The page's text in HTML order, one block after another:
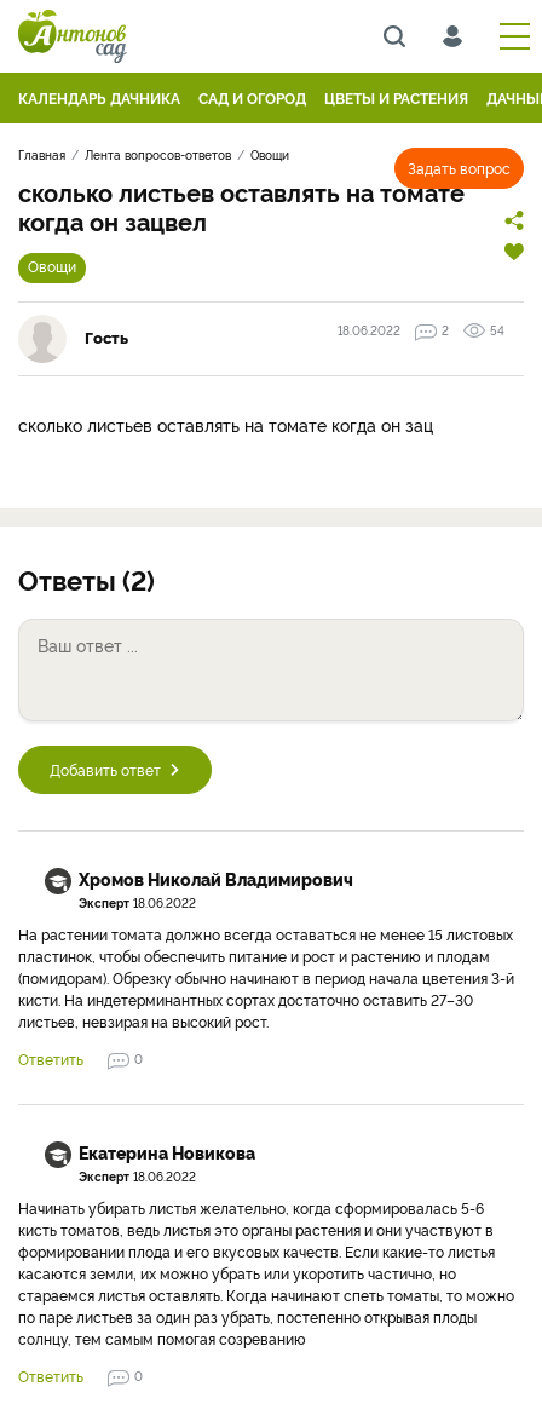
КАЛЕНДАРЬ ДАЧНИКА САД И ОГОРОД ЦВЕТЫ И РАСТЕНИЯ
Задать вопрос
Главная Лента вопросов-ответов Овощи
сколько листьев оставлять на томате
когда он зацвел
Овощи
Гость 18.06.2022 2 54
сколько листьев оставлять на томате когда он зац
Ответы (2)
Добавить ответ
Хромов Николай Владимирович
Эксперт 18.06.2022
На растении томата должно всегда оставаться не менее 15 листовых
пластинок, чтобы обеспечить питание и рост и растению и плодам
(помидорам). Обрезку обычно начинают в период начала цветения 3-й
кисти. На индетерминантных сортах достаточно оставить 27–30
листьев, невзирая на высокий рост.
Ответить
0
Екатерина Новикова
Эксперт 18.06.2022
Начинать убирать листья желательно, когда сформировалась 5-6
кисть томатов, ведь листья это органы растения и они участвуют в
формировании плода и его вкусовых качеств. Если какие-то листья
касаются земли, их можно убрать или укоротить частично, но
стараемся листья оставлять. Когда начинают спеть томаты, то можно
по паре листьев за один раз убрать, постепенно открывая плоды
солнцу, тем самым помогая созреванию
Ответить
0